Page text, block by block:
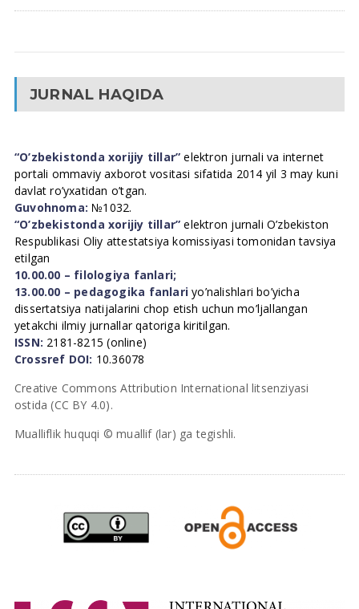
JURNAL HAQIDA
“O’zbekistonda xorijiy tillar” elektron jurnali va internet
portali ommaviy axborot vositasi sifatida 2014 yil 3 may kuni
davlat ro’yxatidan o’tgan.
Guvohnoma: №1032.
“O’zbekistonda xorijiy tillar” elektron jurnali O’zbekiston
Respublikasi Oliy attestatsiya komissiyasi tomonidan tavsiya
etilgan
10.00.00 – filologiya fanlari;
13.00.00 – pedagogika fanlari yo’nalishlari bo’yicha
dissertatsiya natijalarini chop etish uchun mo’ljallangan
yetakchi ilmiy jurnallar qatoriga kiritilgan.
ISSN: 2181-8215 (online)
Crossref DOI: 10.36078
Creative Commons Attribution International litsenziyasi
ostida (CC BY 4.0).
Mualliflik huquqi © muallif (lar) ga tegishli.